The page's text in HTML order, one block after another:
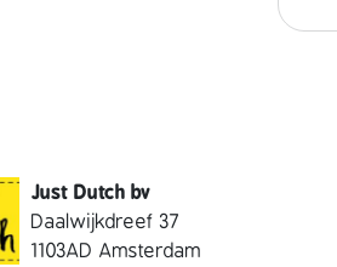
Just Dutch bv
Daalwijkdreef 37
1103AD Amsterdam